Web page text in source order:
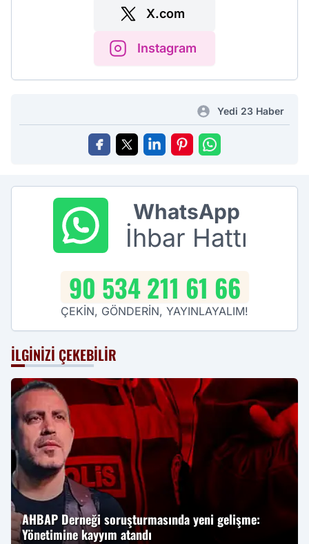
X.com
Instagram
Yedi 23 Haber
WhatsApp
İhbar Hattı
90 534 211 61 66
ÇEKİN, GÖNDERİN, YAYINLAYALIM!
İLGINIZI ÇEKEBILIR
AHBAP Derneği soruşturmasında yeni gelişme:
Yönetimine kayyım atandı